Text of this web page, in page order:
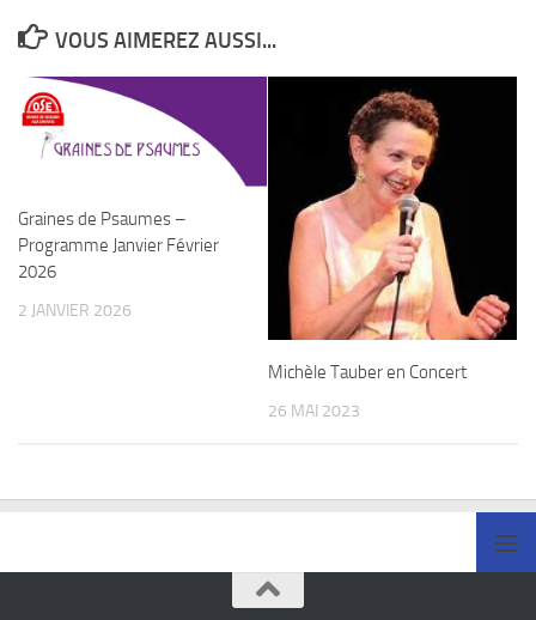
VOUS AIMEREZ AUSSI...
Graines de Psaumes –
Programme Janvier Février
2026
2 JANVIER 2026
Michèle Tauber en Concert
26 MAI 2023